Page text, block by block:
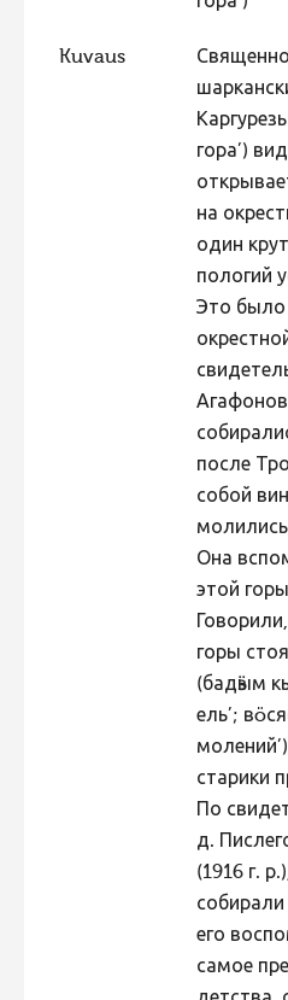
Hiite kuvavõistlus 2016
Hiite kuvavõistlus 2015
Hiite kuvavõistlus 2014
Hiite kuvavõistlus 2013
Hiite kuvavõistlus 2012
Hiite kuvavõistlus 2011
Hiite kuvavõistlus 2010
Hiite kuvavõistlus 2009
Hiite kuvavõistlus 2008
Kuvaus
гора’)
на
один
пологий
Это было
после
собой
Она
этой
горы
(бадӟым
ель’;
старики
По
д.
(1916 г.
его
самое